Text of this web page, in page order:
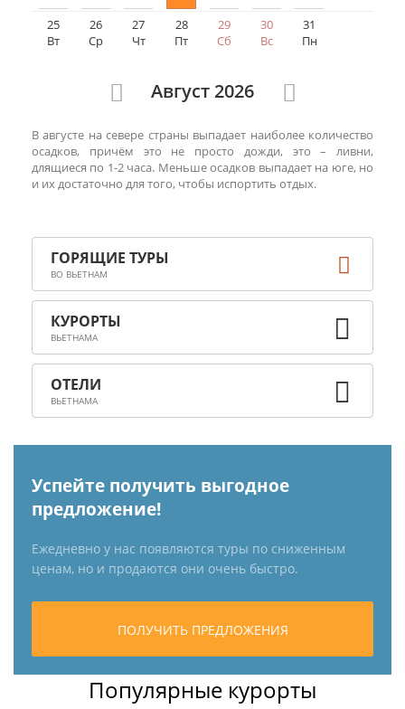
25
Вт
26
Ср
27
Чт
28
Пт
29
Сб
30
Вс
31
Пн
Август 2026
В августе на севере страны выпадает наиболее количество
осадков, причём это не просто дожди, это – ливни,
длящиеся по 1-2 часа. Меньше осадков выпадает на юге, но
и их достаточно для того, чтобы испортить отдых.
ВО ВЬЕТНАМ
ВЬЕТНАМА
ВЬЕТНАМА
Популярные курорты